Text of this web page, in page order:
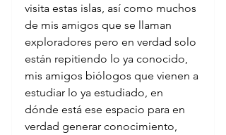
visita estas islas, así como muchos
de mis amigos que se llaman
exploradores pero en verdad solo
están repitiendo lo ya conocido,
mis amigos biólogos que vienen a
estudiar lo ya estudiado, en
dónde está ese espacio para en
verdad generar conocimiento,